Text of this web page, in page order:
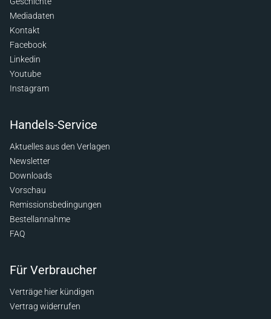
Mediadaten
Kontakt
Facebook
Linkedin
Youtube
Instagram
Handels-Service
Aktuelles aus den Verlagen
Newsletter
Downloads
Vorschau
Remissionsbedingungen
Bestellannahme
FAQ
Für Verbraucher
Verträge hier kündigen
Vertrag widerrufen